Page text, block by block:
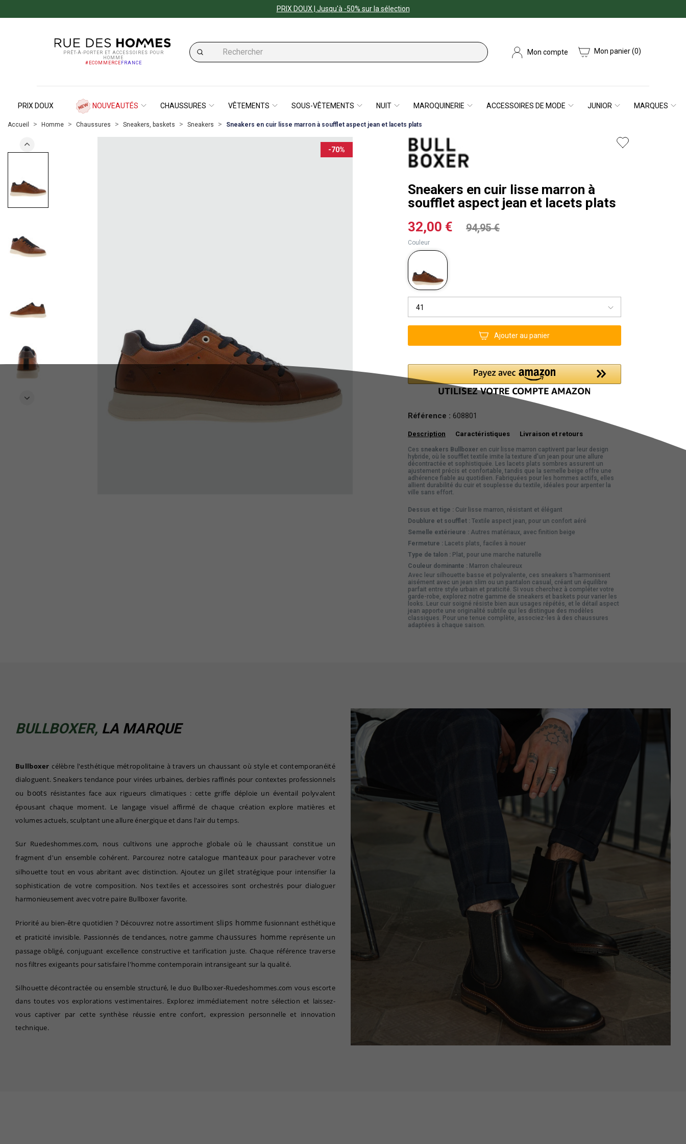
PRIX DOUX | Jusqu'à -50% sur la sélection
PRÊT-À-PORTER ET ACCESSOIRES POUR
HOMME
#ECOMMERCE FRANCE
Mon compte Mon panier(0)
PRIX DOUX NOUVEAUTÉS CHAUSSURES VÊTEMENTS SOUS-VÊTEMENTS NUIT MAROQUINERIE ACCESSOIRES DE MODE JUNIOR MARQUES
Accueil Homme Chaussures Sneakers, baskets Sneakers Sneakers en cuir lisse marron à soufflet aspect jean et lacets plats
-70%
Sneakers en cuir lisse marron à
soufflet aspect jean et lacets plats
32,00 €
94,95 €
Couleur
41
Ajouter au panier
Référence : 608801
Description Caractéristiques Livraison et retours
Ces sneakers Bullboxeren cuir lisse marron captivent par leur design
hybride, où le soufflet textile imite la texture d'un jean pour une allure
décontractée et sophistiquée. Les lacets plats sombres assurent un
ajustement précis et confortable, tandis que la semelle beige offre une
adhérence fiable au quotidien. Fabriquées pour les hommes actifs, elles
allient durabilité du cuir et souplesse du textile, idéales pour arpenter la
ville sans effort.
Dessus et tige :Cuir lisse marron, résistant et élégant
Doublure et soufflet :Textile aspect jean, pour un confort aéré
Semelle extérieure :Autres matériaux, avec finition beige
Fermeture :Lacets plats, faciles à nouer
Type de talon :Plat, pour une marche naturelle
Couleur dominante :Marron chaleureux
Avec leur silhouette basse et polyvalente, ces sneakers s'harmonisent
aisément avec un jean slim ou un pantalon casual, créant un équilibre
parfait entre style urbain et praticité. Si vous cherchez à compléter votre
garde-robe, explorez notre gamme de sneakers et baskets pour varier les
looks. Leur cuir soigné résiste bien aux usages répétés, et le détail aspect
jean apporte une originalité subtile qui les distingue des modèles
classiques. Pour une tenue complète, associez-les à des chaussures
adaptées à chaque saison.
BULLBOXER, LA MARQUE
Bullboxer célèbre l'esthétique métropolitaine à travers un chaussant où style et contemporanéité
dialoguent. Sneakers tendance pour virées urbaines, derbies raffinés pour contextes professionnels
ou boots résistantes face aux rigueurs climatiques : cette griffe déploie un éventail polyvalent
épousant chaque moment. Le langage visuel affirmé de chaque création explore matières et
volumes actuels, sculptant une allure énergique et dans l'air du temps.
Sur Ruedeshommes.com, nous cultivons une approche globale où le chaussant constitue un
fragment d'un ensemble cohérent. Parcourez notre catalogue manteaux pour parachever votre
silhouette tout en vous abritant avec distinction. Ajoutez ungilet stratégique pour intensifier la
sophistication de votre composition. Nos textiles et accessoires sont orchestrés pour dialoguer
harmonieusement avec votre paire Bullboxer favorite.
Priorité au bien-être quotidien ? Découvrez notre assortiment slips homme fusionnant esthétique
et praticité invisible. Passionnés de tendances, notre gamme chaussures homme représente un
passage obligé, conjuguant excellence constructive et tarification juste. Chaque référence traverse
nos filtres exigeants pour satisfaire l'homme contemporain intransigeant sur la qualité.
Silhouette décontractée ou ensemble structuré, le duo Bullboxer-Ruedeshommes.com vous escorte
dans toutes vos explorations vestimentaires. Explorez immédiatement notre sélection et laissez-
vous captiver par cette synthèse réussie entre confort, expression personnelle et innovation
technique.